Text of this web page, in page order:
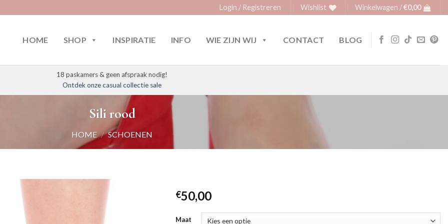
Login / Registreren Wishlist Winkelwagen /€0,00
HOME SHOP INSPIRATIE INFO WIE ZIJN WIJ CONTACT BLOG
18 paskamers & geen afspraak nodig!
Ontdek onze casual collectie sale
Sili rood
HOME / SCHOENEN
€50,00
Maat